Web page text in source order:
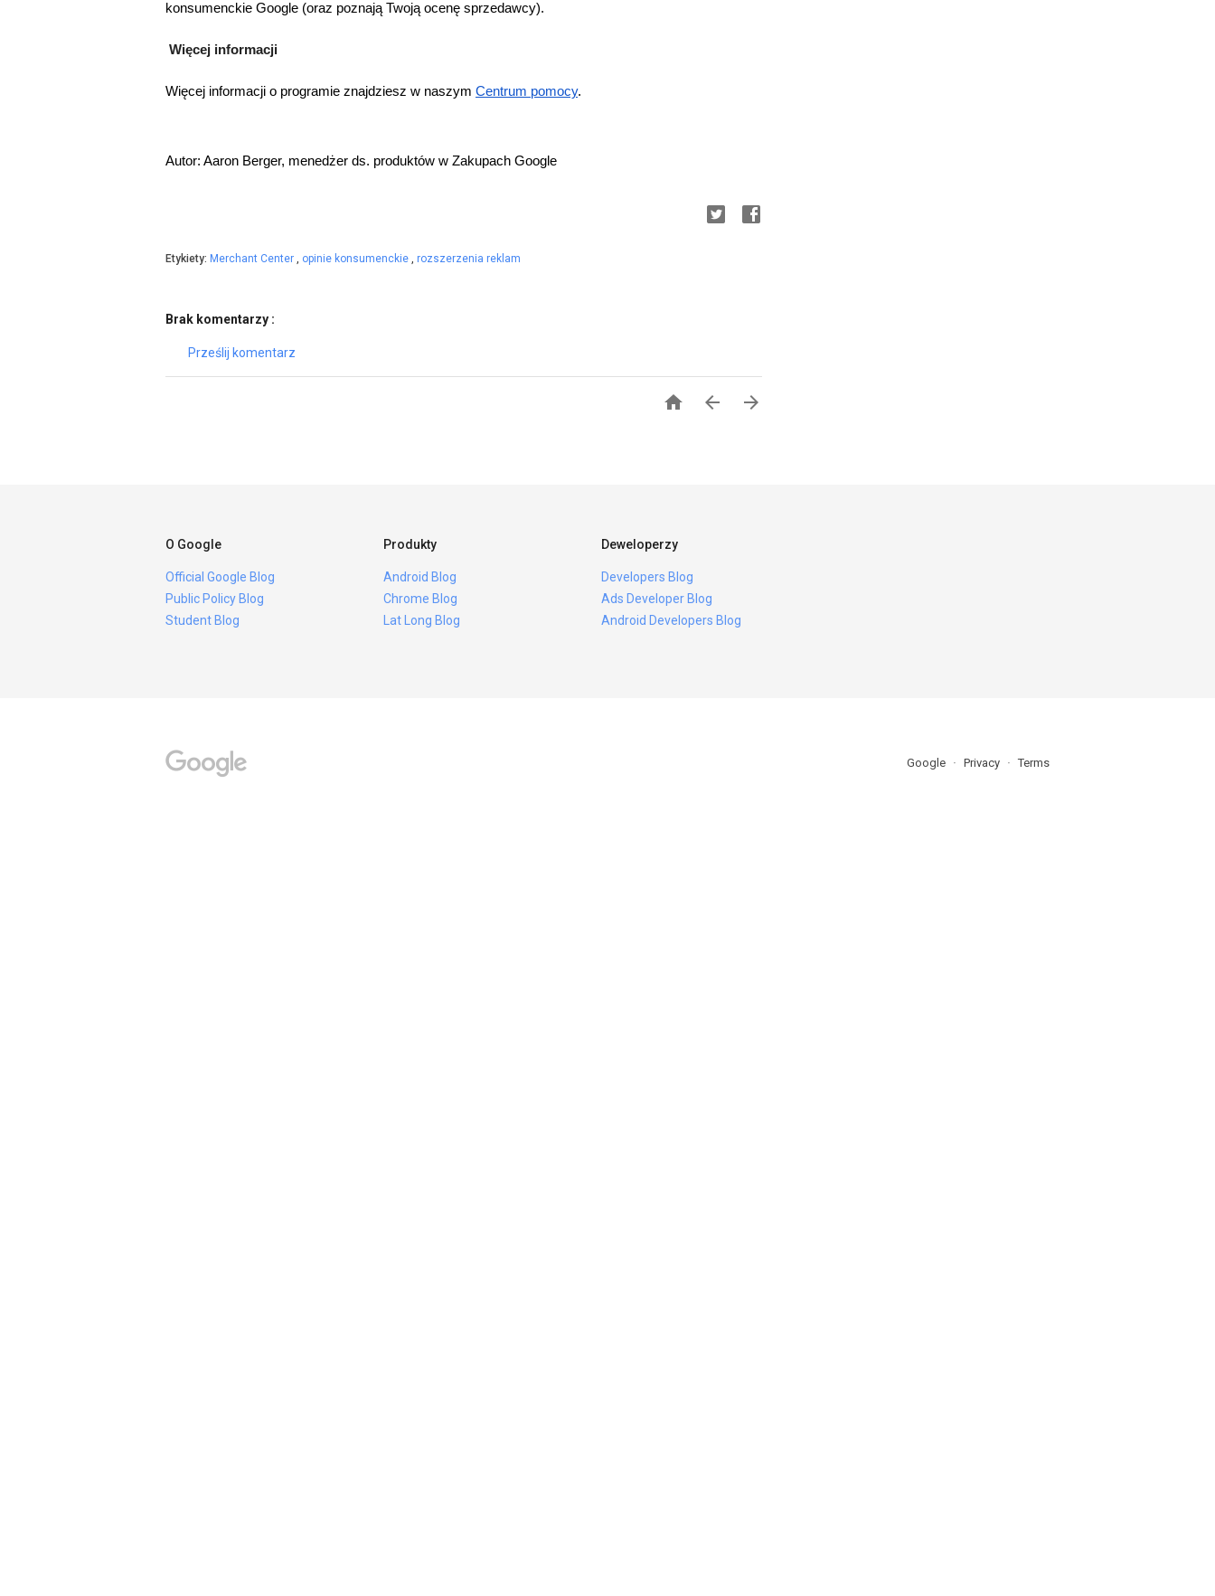
konsumenckie Google (oraz poznają Twoją ocenę sprzedawcy).
Więcej informacji
Więcej informacji o programie znajdziesz w naszym Centrum pomocy.
Autor: Aaron Berger, menedżer ds. produktów w Zakupach Google
Etykiety: Merchant Center , opinie konsumenckie , rozszerzenia reklam
Brak komentarzy :
Prześlij komentarz
  
O Google
Official Google Blog
Public Policy Blog
Student Blog
Produkty
Android Blog
Chrome Blog
Lat Long Blog
Deweloperzy
Developers Blog
Ads Developer Blog
Android Developers Blog
Google Privacy Terms